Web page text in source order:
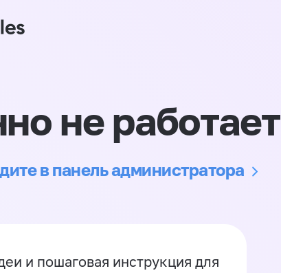
не работает
в панель администратора
и пошаговая инструкция для